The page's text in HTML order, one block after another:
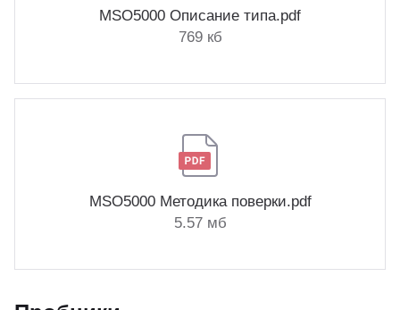
MSO5000 Описание типа.pdf
769 кб
MSO5000 Методика поверки.pdf
5.57 мб